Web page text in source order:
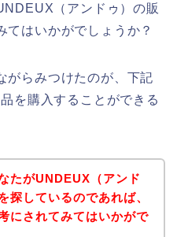
（アンドゥ）の販
てはいかがでしょうか？
がらみつけたのが、下記
を購入することができる
たがUNDEUX（アンド
探しているのであれば、
にされてみてはいかがで